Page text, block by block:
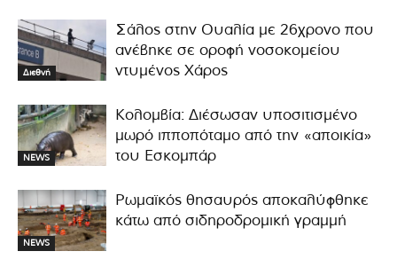
Διεθνή
Σάλος στην Ουαλία με 26χρονο που
ανέβηκε σε οροφή νοσοκομείου
ντυμένος Χάρος
NEWS
Κολομβία: Διέσωσαν υποσιτισμένο
μωρό ιπποπόταμο από την «αποικία»
του Εσκομπάρ
NEWS
Ρωμαϊκός θησαυρός αποκαλύφθηκε
κάτω από σιδηροδρομική γραμμή